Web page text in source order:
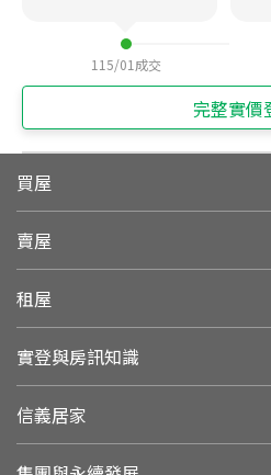
115/01 成交
完整實價
買屋
賣屋
租屋
實登與房訊知識
信義居家